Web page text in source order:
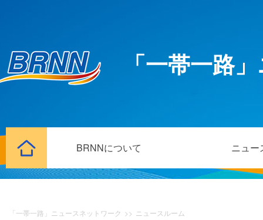
「一帯一路
BRNNについて ニュー
「一帯一路」ニュースネットワーク >> ニュースルーム